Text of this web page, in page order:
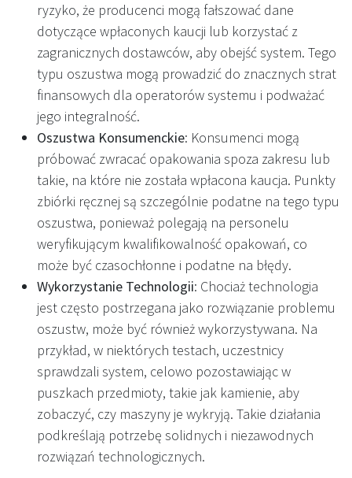
ryzyko, że producenci mogą fałszować dane
dotyczące wpłaconych kaucji lub korzystać z
zagranicznych dostawców, aby obejść system. Tego
typu oszustwa mogą prowadzić do znacznych strat
finansowych dla operatorów systemu i podważać
jego integralność.
Oszustwa Konsumenckie: Konsumenci mogą
próbować zwracać opakowania spoza zakresu lub
takie, na które nie została wpłacona kaucja. Punkty
zbiórki ręcznej są szczególnie podatne na tego typu
oszustwa, ponieważ polegają na personelu
weryfikującym kwalifikowalność opakowań, co
może być czasochłonne i podatne na błędy.
Wykorzystanie Technologii: Chociaż technologia
jest często postrzegana jako rozwiązanie problemu
oszustw, może być również wykorzystywana. Na
przykład, w niektórych testach, uczestnicy
sprawdzali system, celowo pozostawiając w
puszkach przedmioty, takie jak kamienie, aby
zobaczyć, czy maszyny je wykryją. Takie działania
podkreślają potrzebę solidnych i niezawodnych
rozwiązań technologicznych.